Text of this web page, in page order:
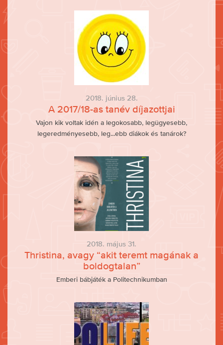
2018. június 28.
A 2017/18-as tanév díjazottjai
Vajon kik voltak idén a legokosabb, legügyesebb,
legeredményesebb, leg...ebb diákok és tanárok?
2018. május 31.
Thristina, avagy “akit teremt magának a
boldogtalan”
Emberi bábjáték a Politechnikumban